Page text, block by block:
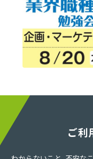
ご利